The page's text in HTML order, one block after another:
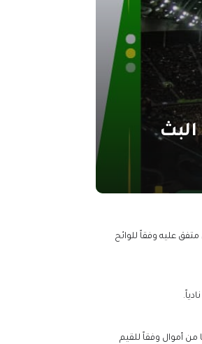
عليه وفقاً للوائح
من أموال وفقاً للقيم